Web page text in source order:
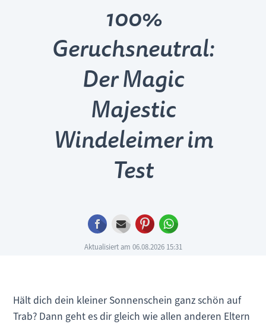
100%
Geruchsneutral:
Der Magic
Majestic
Windeleimer im
Test
Facebook
E-mail Pinterest
Aktualisiert am 06.08.2026 15:31
Hält dich dein kleiner Sonnenschein ganz schön auf
Trab? Dann geht es dir gleich wie allen anderen Eltern